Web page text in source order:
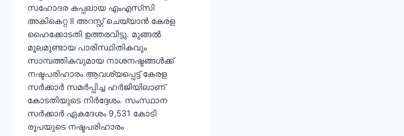
സഹോദര കപ്പലായ എംഎസ്‌സി
അകികെറ്റ II അറസ്റ്റ് ചെയ്യാൻ കേരള
ഹൈക്കോടതി ഉത്തരവിട്ടു. മുങ്ങൽ
മൂലമുണ്ടായ പാരിസ്ഥിതികവും
സാമ്പത്തികവുമായ നാശനഷ്ടങ്ങൾക്ക്
നഷ്ടപരിഹാരം ആവശ്യപ്പെട്ട് കേരള
സർക്കാർ സമർപ്പിച്ച ഹർജിയിലാണ്
കോടതിയുടെ നിർദ്ദേശം. സംസ്ഥാന
സർക്കാർ ഏകദേശം 9,531 കോടി
രൂപയുടെ നഷ്ടപരിഹാരം